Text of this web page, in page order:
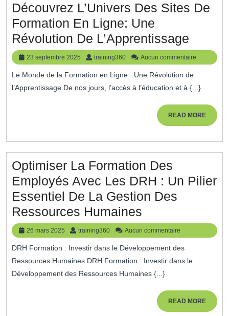
Découvrez L’Univers Des Sites De
Formation En Ligne: Une
Révolution De L’Apprentissage
Des
Sites
En
Ligne:
23 septembre 2025
23
septembre
2025
training360 training360
Aucun commentaire
Le Monde de la Formation en Ligne : Une Révolution de
l’Apprentissage De nos jours, l’accès à l’éducation et à {...}
READ MOREREAD
MORE
Optimiser La Formation Des
Employés Avec Les DRH : Un Pilier
Essentiel De La Gestion Des
Ressources Humaines
La
Formation
Des
Employés
Avec
Les
26 mars 2025
26
mars
2025
training360 training360
Aucun commentaire
DRH Formation : Investir dans le Développement des
Ressources Humaines DRH Formation : Investir dans le
Développement des Ressources Humaines {...}
READ MOREREAD
MORE